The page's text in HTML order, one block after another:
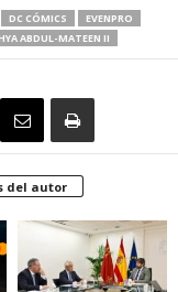
DC CÓMICS
EVENPRO
ABDUL-MATEEN II
del autor